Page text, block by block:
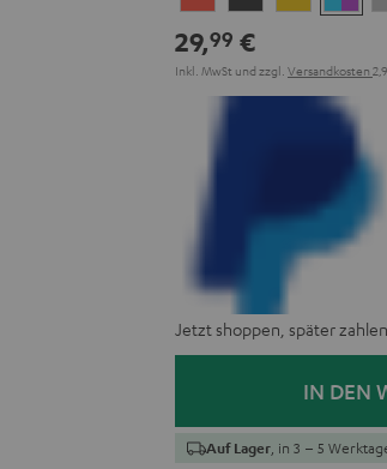
Red
Gray
Amber&
29,99 €
Inkl. MwSt und zzgl. Versandkosten
Jetzt shoppen, später
IN DEN
Auf Lager , in 3 – 5